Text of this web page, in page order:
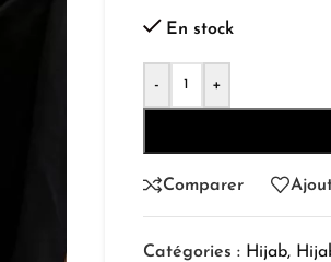
En stock
- +
Comparer
Catégories : Hijab,